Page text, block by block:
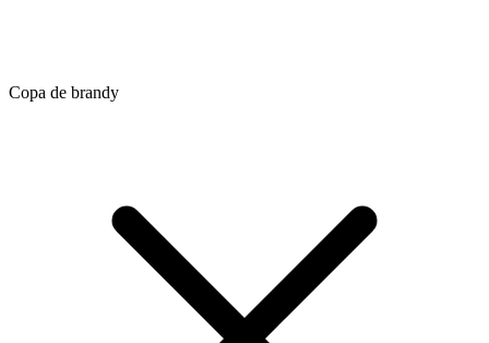
Copa de brandy